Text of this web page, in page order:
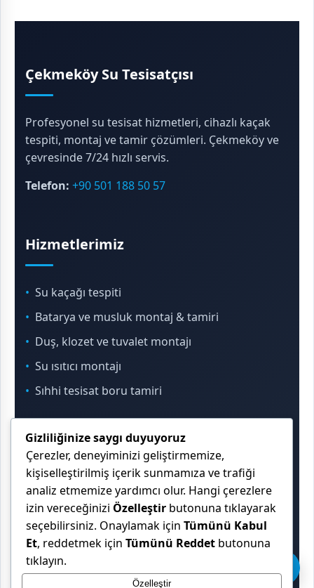
Çekmeköy Su Tesisatçısı
Profesyonel su tesisat hizmetleri, cihazlı kaçak
tespiti, montaj ve tamir çözümleri. Çekmeköy ve
çevresinde 7/24 hızlı servis.
Telefon: +90 501 188 50 57
Hizmetlerimiz
Su kaçağı tespiti
Batarya ve musluk montaj & tamiri
Duş, klozet ve tuvalet montajı
Su ısıtıcı montajı
Sıhhi tesisat boru tamiri
İletişim & Konum
Çekmeköy, Sancaktepe, Ümraniye ve İstanbul
Anadolu Yakası genelinde hizmet veriyoruz.
Gizliliğinize saygı duyuyoruz
Çerezler, deneyiminizi geliştirmemize,
kişiselleştirilmiş içerik sunmamıza ve trafiği
analiz etmemize yardımcı olur. Hangi çerezlere
izin vereceğinizi Özelleştir butonuna tıklayarak
seçebilirsiniz. Onaylamak için Tümünü Kabul
Et, reddetmek için Tümünü Reddet butonuna
tıklayın.
Özelleştir